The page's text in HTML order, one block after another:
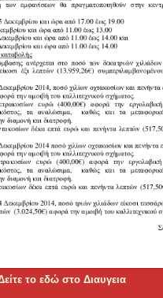
το εδώ στο Διαυγεια